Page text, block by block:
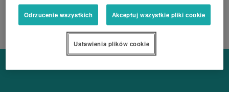
Odrzucenie wszystkich Akceptuj wszystkie pliki cookie
Ustawienia plików cookie